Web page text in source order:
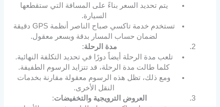
يتم تحديد السعر بناءً على المسافة التي ستقطعها
السيارة.
تستخدم خدمة تاكسي صباح الناصر أنظمة GPS دقيقة
لضمان حساب المسار بدقة وبسعر معقول.
مدة الرحلة:
تلعب مدة الرحلة أيضاً دورًا في تحديد التكلفة النهائية.
كلما طالت مدة الرحلة، قد تتزايد الرسوم الطفيفة.
ومع ذلك، تظل هذه الرسوم معقولة مقارنة بخدمات
النقل الأخرى.
العروض الترويجية والتخفيضات: